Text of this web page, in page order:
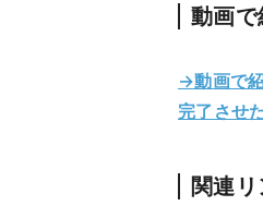
動画
→動画で
完了させ
関連